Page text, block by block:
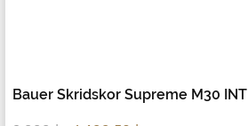
Bauer Skridskor Supreme M30 INT